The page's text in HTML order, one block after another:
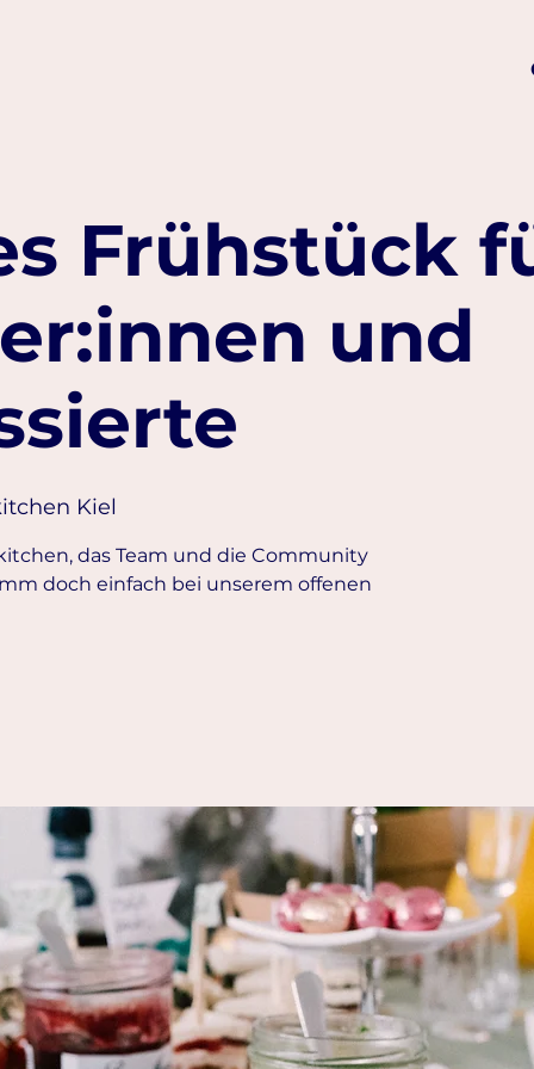
Frühstück
und
Kiel
das Team und die Community
doch einfach bei unserem offenen